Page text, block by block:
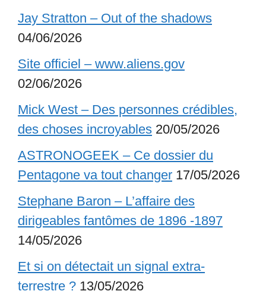
Jay Stratton – Out of the shadows
04/06/2026
Site officiel – www.aliens.gov
02/06/2026
Mick West – Des personnes crédibles,
des choses incroyables 20/05/2026
ASTRONOGEEK – Ce dossier du
Pentagone va tout changer 17/05/2026
Stephane Baron – L’affaire des
dirigeables fantômes de 1896 -1897
14/05/2026
Et si on détectait un signal extra-
terrestre ? 13/05/2026